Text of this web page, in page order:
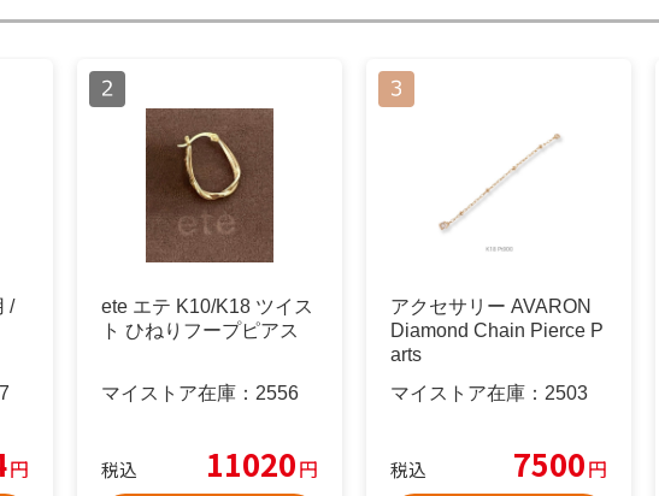
/
円
ete エテ K10/K18 ツイス
ト ひねりフープピアス
マイストア在庫： 2556
税込 11020円
アクセサリー AVARON
Diamond Chain Pierce P
arts
マイストア在庫： 2503
税込 7500円